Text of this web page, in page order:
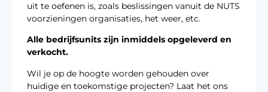
uit te oefenen is, zoals beslissingen vanuit de NUTS
voorzieningen organisaties, het weer, etc.
Alle bedrijfsunits zijn inmiddels opgeleverd en
verkocht.
Wil je op de hoogte worden gehouden over
huidige en toekomstige projecten? Laat het ons